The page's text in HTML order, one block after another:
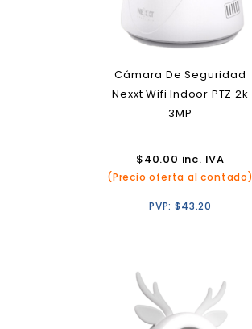
Cámara De Seguridad
Nexxt Wifi Indoor PTZ 2k
3MP
$40.00 inc. IVA
(Precio oferta al contado)
PVP:$43.20